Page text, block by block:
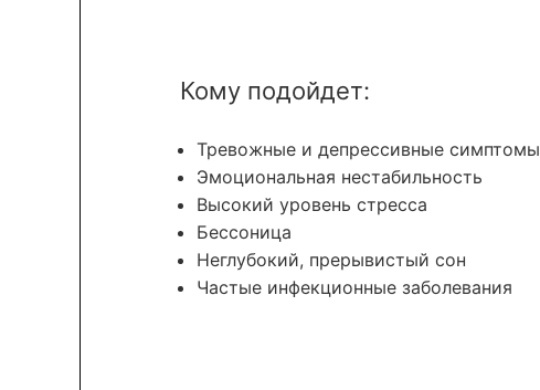
Кому подойдет:
Тревожные и депрессивные симптомы
Эмоциональная нестабильность
Высокий уровень стресса
Бессоница
Неглубокий, прерывистый сон
Частые инфекционные заболевания